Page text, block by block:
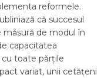
reformele.
că succesul
măsură de modul în
capacitatea
toate părțile
variat, unii cetățeni